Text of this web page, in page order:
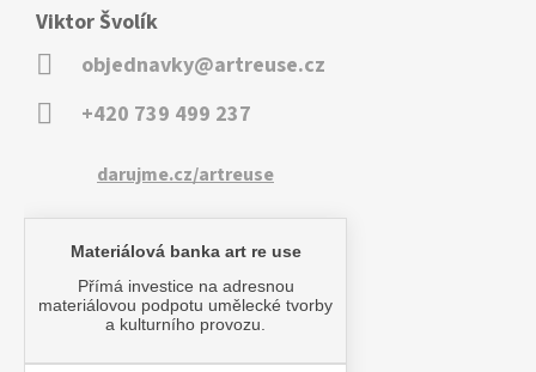
Viktor Švolík
objednavky@artreuse.cz
+420 739 499 237
darujme.cz/artreuse